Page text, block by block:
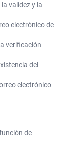
validez y la
electrónico de
verificación
del
electrónico
de